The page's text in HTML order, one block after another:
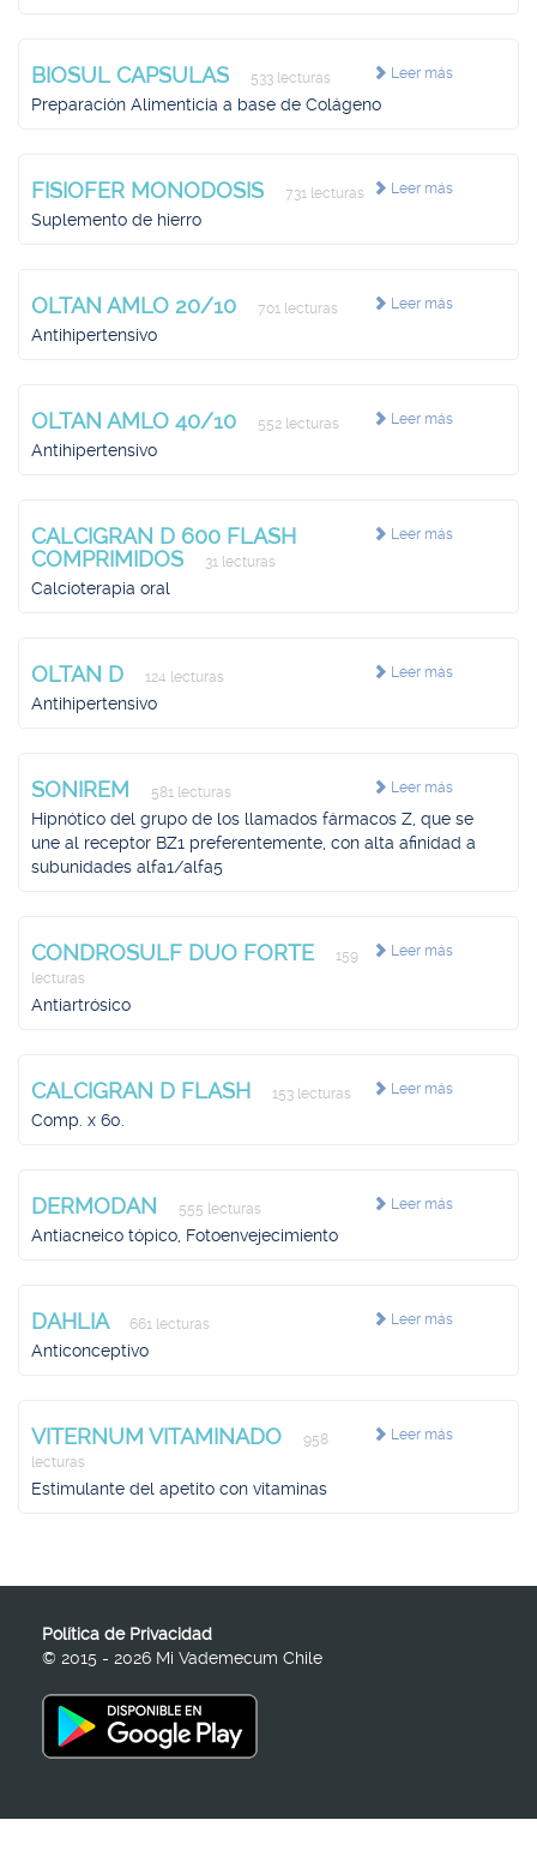
Leer más
BIOSUL CAPSULAS 533 lecturas
Preparación Alimenticia a base de Colágeno
Leer más
FISIOFER MONODOSIS 731 lecturas
Suplemento de hierro
Leer más
OLTAN AMLO 20/10 701 lecturas
Antihipertensivo
Leer más
OLTAN AMLO 40/10 552 lecturas
Antihipertensivo
Leer más
CALCIGRAN D 600 FLASH
COMPRIMIDOS
31 lecturas
Calcioterapia oral
Leer más
OLTAN D 124 lecturas
Antihipertensivo
Leer más
SONIREM 581 lecturas
Hipnótico del grupo de los llamados fármacos Z, que se
une al receptor BZ1 preferentemente, con alta afinidad a
subunidades alfa1/alfa5
Leer más
CONDROSULF DUO FORTE
159
lecturas
Antiartrósico
Leer más
CALCIGRAN D FLASH 153 lecturas
Comp. x 60.
Leer más
DERMODAN 555 lecturas
Antiacneico tópico, Fotoenvejecimiento
Leer más
DAHLIA 661 lecturas
Anticonceptivo
Leer más
VITERNUM VITAMINADO
958
lecturas
Estimulante del apetito con vitaminas
Política de Privacidad
© 2015 - 2026 Mi Vademecum Chile